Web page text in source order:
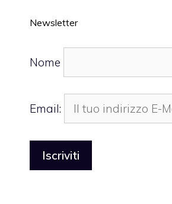
Newsletter
Nome
Email: